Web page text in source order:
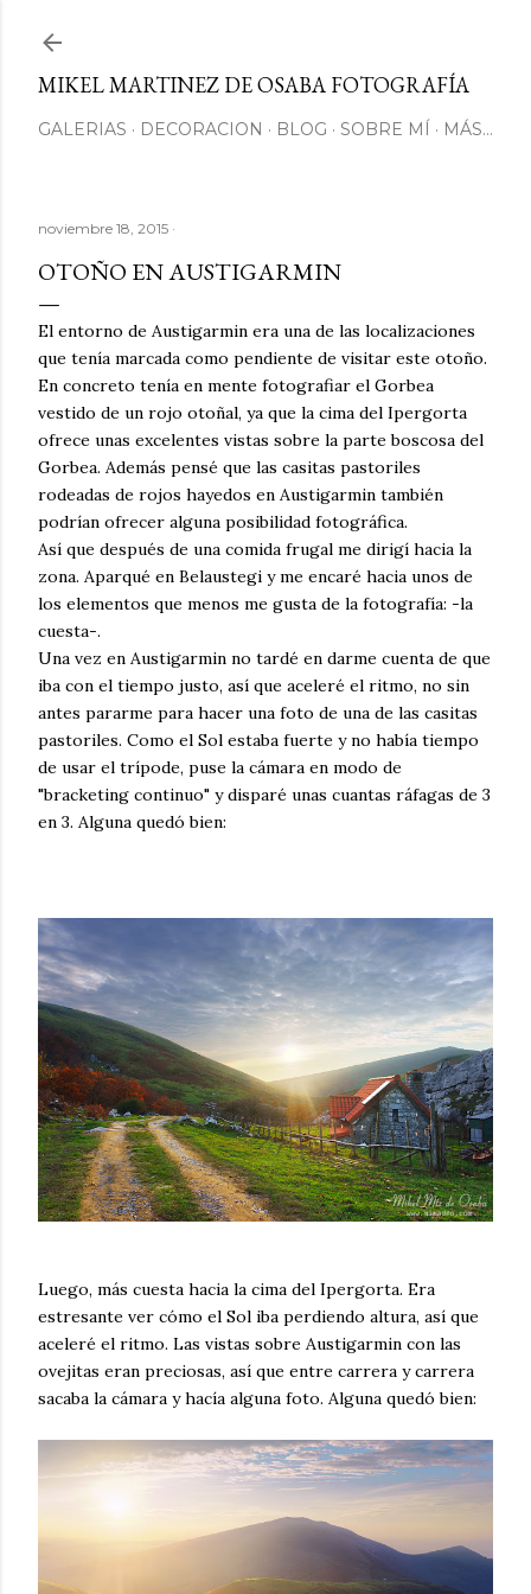
MIKEL MARTINEZ DE OSABA FOTOGRAFÍA
GALERIAS DECORACION BLOG SOBRE MÍ MÁS…
noviembre 18, 2015
OTOÑO EN AUSTIGARMIN
El entorno de Austigarmin era una de las localizaciones
que tenía marcada como pendiente de visitar este otoño.
En concreto tenía en mente fotografiar el Gorbea
vestido de un rojo otoñal, ya que la cima del Ipergorta
ofrece unas excelentes vistas sobre la parte boscosa del
Gorbea. Además pensé que las casitas pastoriles
rodeadas de rojos hayedos en Austigarmin también
podrían ofrecer alguna posibilidad fotográfica.
Así que después de una comida frugal me dirigí hacia la
zona. Aparqué en Belaustegi y me encaré hacia unos de
los elementos que menos me gusta de la fotografía: -la
cuesta-.
Una vez en Austigarmin no tardé en darme cuenta de que
iba con el tiempo justo, así que aceleré el ritmo, no sin
antes pararme para hacer una foto de una de las casitas
pastoriles. Como el Sol estaba fuerte y no había tiempo
de usar el trípode, puse la cámara en modo de
"bracketing continuo" y disparé unas cuantas ráfagas de 3
en 3. Alguna quedó bien:
Luego, más cuesta hacia la cima del Ipergorta. Era
estresante ver cómo el Sol iba perdiendo altura, así que
aceleré el ritmo. Las vistas sobre Austigarmin con las
ovejitas eran preciosas, así que entre carrera y carrera
sacaba la cámara y hacía alguna foto. Alguna quedó bien: